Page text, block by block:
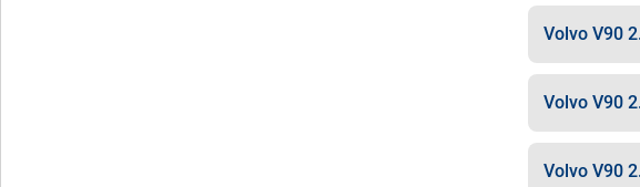
Volvo V90
Volvo V90
Volvo V90